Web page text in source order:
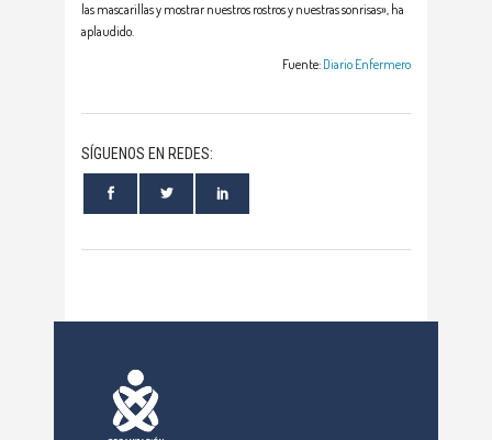
las mascarillas y mostrar nuestros rostros y nuestras sonrisas», ha
aplaudido.
Fuente: Diario Enfermero
SÍGUENOS EN REDES: